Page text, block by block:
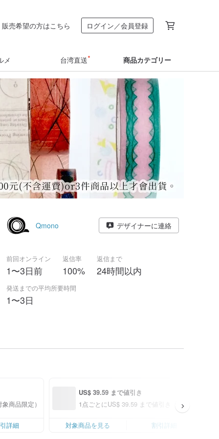
販売希望の方はこちら ログイン／会員登録
メ 台湾直送 商品カテゴリー
Qmono デザイナーに連絡
前回オンライン
1〜3日前
返信率
100%
返信まで
24時間以内
発送までの平均所要時間
1〜3日
商品限定）
詳細
US$ 39.59 まで値引き
1点ごとにUS$ 39.59 まで値引き（対象商品限定
対象商品を見る 割引詳細